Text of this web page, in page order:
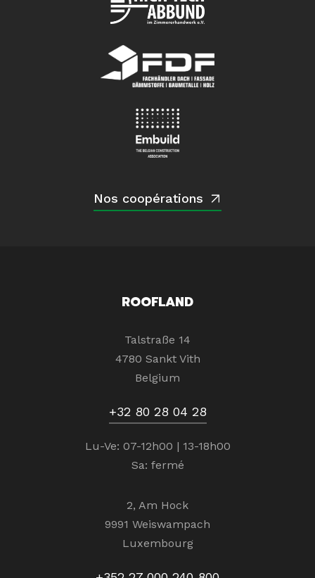
Nos coopérations
ROOFLAND
Talstraße 14
4780 Sankt Vith
Belgium
+32 80 28 04 28
Lu-Ve: 07-12h00 | 13-18h00
Sa: fermé
2, Am Hock
9991 Weiswampach
Luxembourg